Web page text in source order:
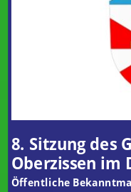
8. Sitzung des
Oberzissen im
Öffentliche